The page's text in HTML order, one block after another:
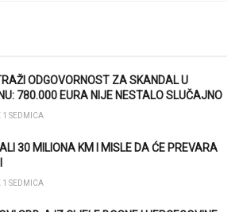
ODGOVORNOST ZA SKANDAL U
780.000 EURA NIJE NESTALO SLUČAJNO
1 SEDMICA
30 MILIONA KM I MISLE DA ĆE PREVARA
1 SEDMICA